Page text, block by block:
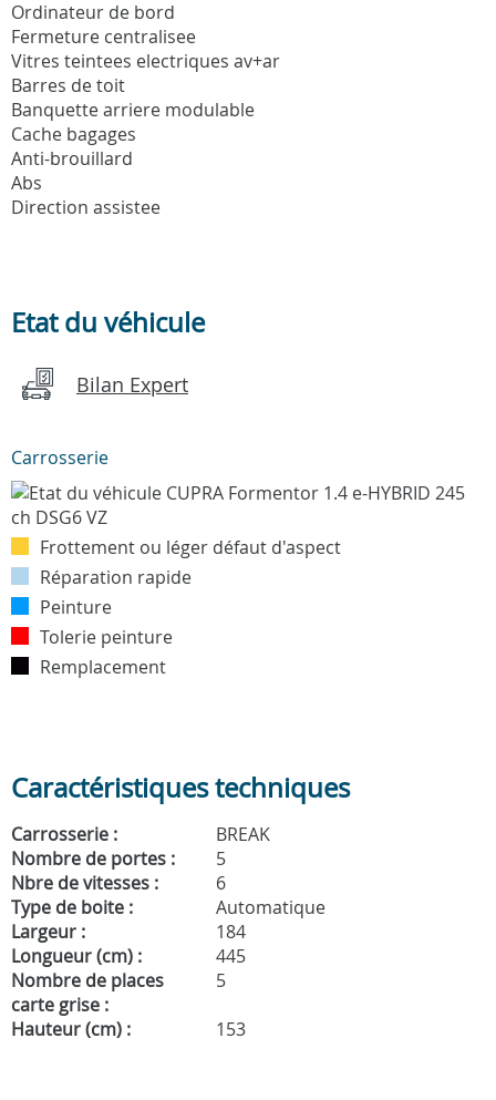
Ordinateur de bord
Fermeture centralisee
Vitres teintees electriques av+ar
Barres de toit
Banquette arriere modulable
Cache bagages
Anti-brouillard
Abs
Direction assistee
Etat du véhicule
Bilan Expert
Carrosserie
Frottement ou léger défaut d'aspect
Réparation rapide
Peinture
Tolerie peinture
Remplacement
Caractéristiques techniques
Carrosserie :
BREAK
Nombre de portes :
5
Nbre de vitesses :
6
Type de boite :
Automatique
Largeur :
184
Longueur (cm) :
445
Nombre de places
carte grise :
5
Hauteur (cm) :
153